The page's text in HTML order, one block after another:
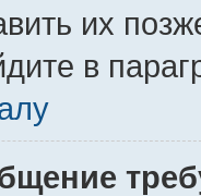
их
в